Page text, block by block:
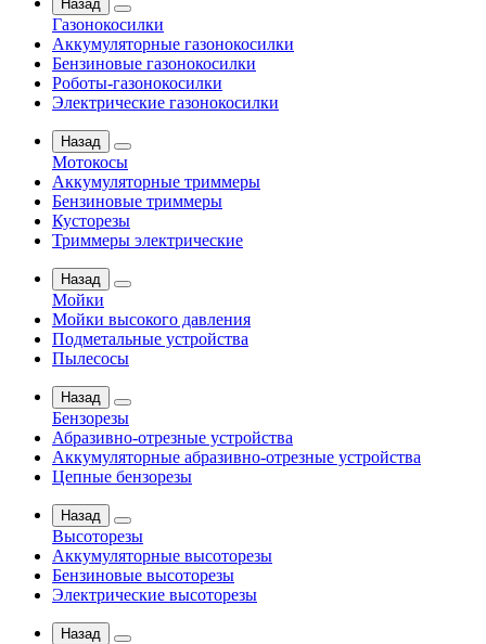
Назад
Газонокосилки
Аккумуляторные газонокосилки
Бензиновые газонокосилки
Роботы-газонокосилки
Электрические газонокосилки
Назад
Мотокосы
Аккумуляторные триммеры
Бензиновые триммеры
Кусторезы
Триммеры электрические
Назад
Мойки
Мойки высокого давления
Подметальные устройства
Пылесосы
Назад
Бензорезы
Абразивно-отрезные устройства
Аккумуляторные абразивно-отрезные устройства
Цепные бензорезы
Назад
Высоторезы
Аккумуляторные высоторезы
Бензиновые высоторезы
Электрические высоторезы
Назад